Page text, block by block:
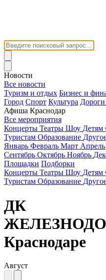
Новости
Все новости
Туризм и отдых Бизнес и
Город Спорт Культура Дороги
Афиша Краснодар
Все мероприятия
Концерты Театры Шоу Детям
Туристам Образование
Январь Февраль Март Апрель
Сентябрь Октябрь Ноябрь
Площадки Подборки
Концерты Театры Шоу Детям
Туристам Образование
ДК
Краснодаре
Август